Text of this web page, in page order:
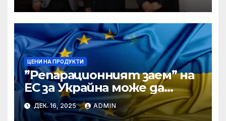
ЦЕНИ НА ПРОДУКТИ
”Репарационният заем” на
ЕС за Украйна може да
достигне 130 милиарда
евро
ДЕК. 16, 2025 ADMIN